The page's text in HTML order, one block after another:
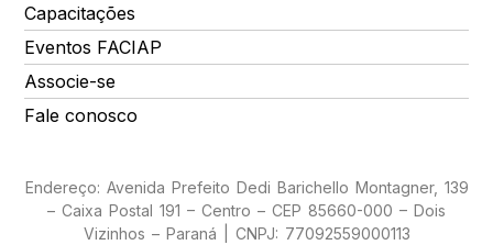
Capacitações
Eventos FACIAP
Associe-se
Fale conosco
Endereço: Avenida Prefeito Dedi Barichello Montagner, 139
– Caixa Postal 191 – Centro – CEP 85660-000 – Dois
Vizinhos – Paraná | CNPJ: 77092559000113